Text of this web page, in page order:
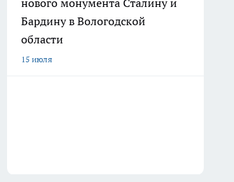
нового монумента Сталину и
Бардину в Вологодской
области
15 июля